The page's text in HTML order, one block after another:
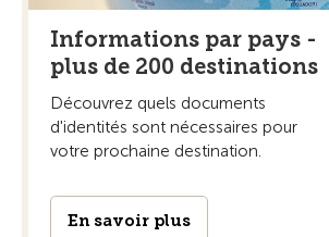
Informations par pays -
plus de 200 destinations
Découvrez quels documents
d'identités sont nécessaires pour
votre prochaine destination.
En savoir plus